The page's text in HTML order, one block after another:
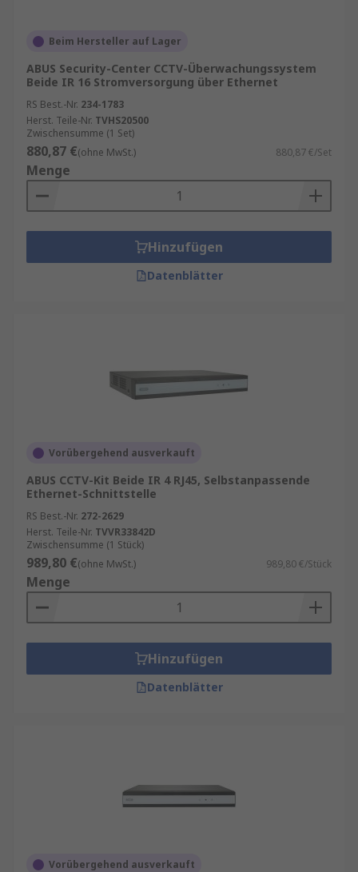
Beim Hersteller auf Lager
ABUS Security-Center CCTV-Überwachungssystem
Beide IR 16 Stromversorgung über Ethernet
RS Best.-Nr. 234-1783
Herst. Teile-Nr. TVHS20500
Zwischensumme (1 Set)
880,87 €(ohne MwSt.) 880,87 €/Set
Menge
Hinzufügen
Datenblätter
Vorübergehend ausverkauft
ABUS CCTV-Kit Beide IR 4 RJ45, Selbstanpassende
Ethernet-Schnittstelle
RS Best.-Nr. 272-2629
Herst. Teile-Nr. TVVR33842D
Zwischensumme (1 Stück)
989,80 €(ohne MwSt.) 989,80 €/Stück
Menge
Hinzufügen
Datenblätter
Vorübergehend ausverkauft